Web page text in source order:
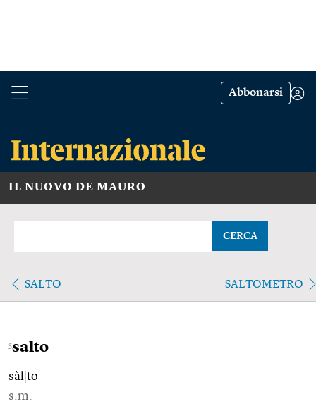
Abbonarsi
IL NUOVO DE MAURO
CERCA
SALTO SALTOMETRO
3salto
sàl to
s.m.